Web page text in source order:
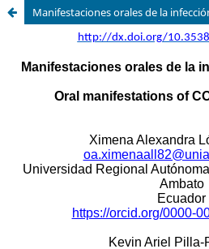
Manifestaciones orales de la